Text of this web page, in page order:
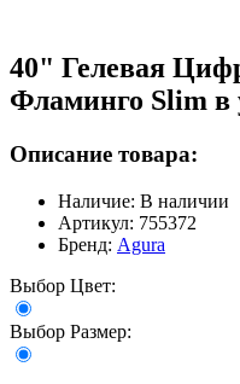
40" Гелевая
Фламинго Slim в
Описание товара:
Наличие: В наличии
Артикул: 755372
Бренд: Agura
Выбор Цвет:
Выбор Размер: